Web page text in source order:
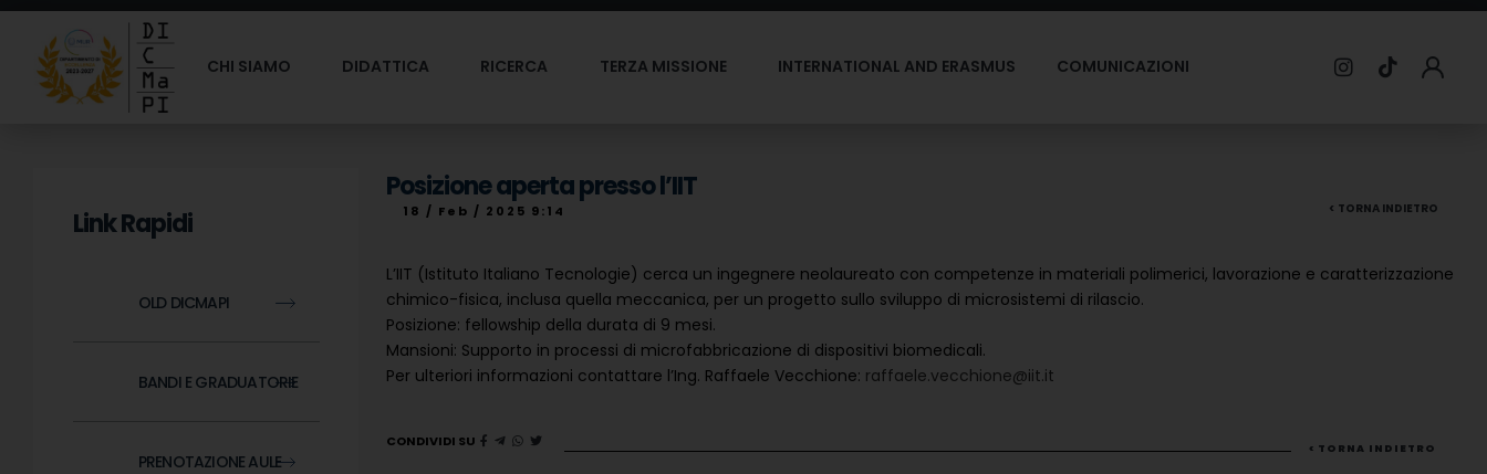
CHI SIAMO DIDATTICA RICERCA TERZA MISSIONE INTERNATIONAL AND ERASMUS COMUNICAZIONI
Link Rapidi
OLD DICMAPI
BANDI E GRADUATORIE
PRENOTAZIONE AULE
Posizione aperta presso l’IIT
18 / Feb / 2025 9:14 < TORNA INDIETRO
L’IIT (Istituto Italiano Tecnologie) cerca un ingegnere neolaureato con competenze in materiali polimerici, lavorazione e caratterizzazione
chimico-fisica, inclusa quella meccanica, per un progetto sullo sviluppo di microsistemi di rilascio.
Posizione: fellowship della durata di 9 mesi.
Mansioni: Supporto in processi di microfabbricazione di dispositivi biomedicali.
Per ulteriori informazioni contattare l’Ing. Raffaele Vecchione: raffaele.vecchione@iit.it
CONDIVIDI SU < TORNA INDIETRO